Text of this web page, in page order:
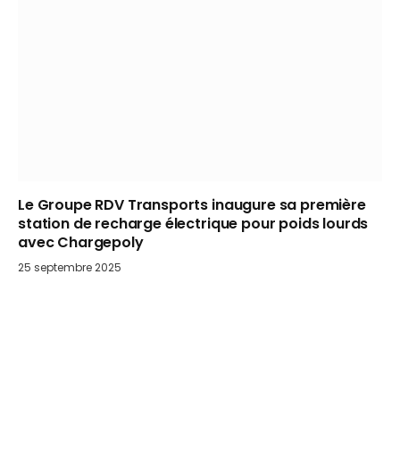
Le Groupe RDV Transports inaugure sa première
station de recharge électrique pour poids lourds
avec Chargepoly
25 septembre 2025